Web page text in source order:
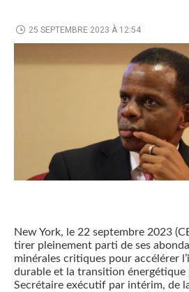
25 SEPTEMBRE 2023 À 12:54
New York, le 22 septembre 2023
tirer pleinement parti de ses
minérales critiques pour accélérer
durable et la transition énergétique
Secrétaire exécutif par intérim, de